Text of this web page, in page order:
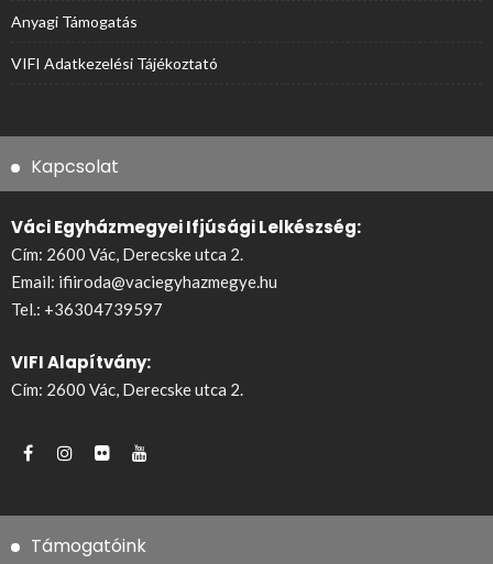
Anyagi Támogatás
VIFI Adatkezelési Tájékoztató
Kapcsolat
Váci Egyházmegyei Ifjúsági Lelkészség:
Cím: 2600 Vác, Derecske utca 2.
Email: ifiiroda@vaciegyhazmegye.hu
Tel.: +36304739597
VIFI Alapítvány:
Cím: 2600 Vác, Derecske utca 2.
Támogatóink